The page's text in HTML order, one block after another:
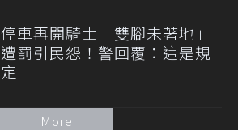
停車再開騎士「雙腳未著地」
遭罰引民怨！警回覆：這是規
定
More